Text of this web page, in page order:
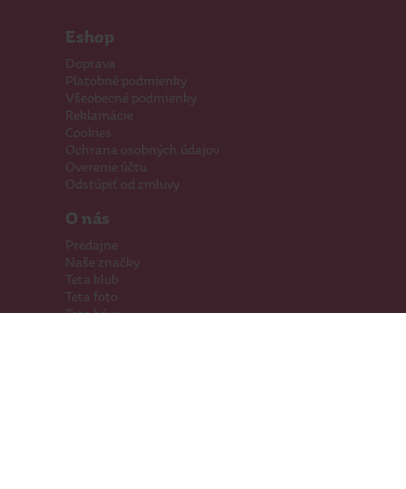
Eshop
Doprava
Platobné podmienky
Všeobecné podmienky
Reklamácie
Cookies
Ochrana osobných údajov
Overenie účtu
Odstúpiť od zmluvy
O nás
Predajne
Naše značky
Teta klub
Teta foto
Teta káva